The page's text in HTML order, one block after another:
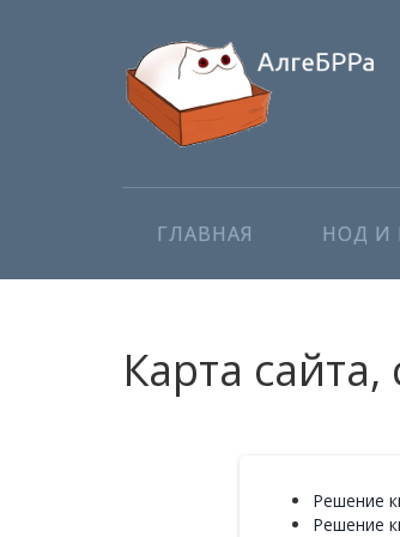
ГЛАВНАЯ НОД И
Карта
Решение
Решение